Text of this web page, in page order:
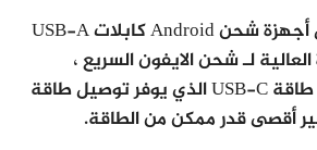
بينما تستخدم بعض أجهزة شحن Android كابلات USB-A
لـ شحن الايفون السريع ،
تتطلب Apple محول طاقة USB-C الذي يوفر توصيل طاقة